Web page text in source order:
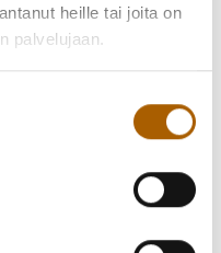
heille tai joita on
palvelujaan.